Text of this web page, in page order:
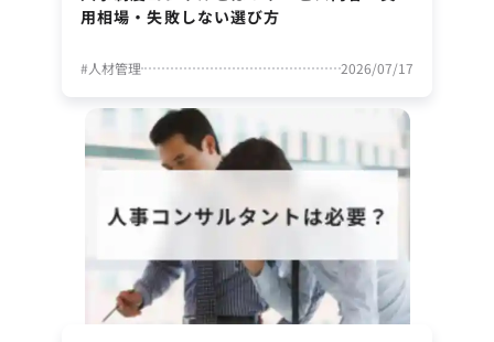
用相場・失敗しない選び方
#人材管理 2026/07/17